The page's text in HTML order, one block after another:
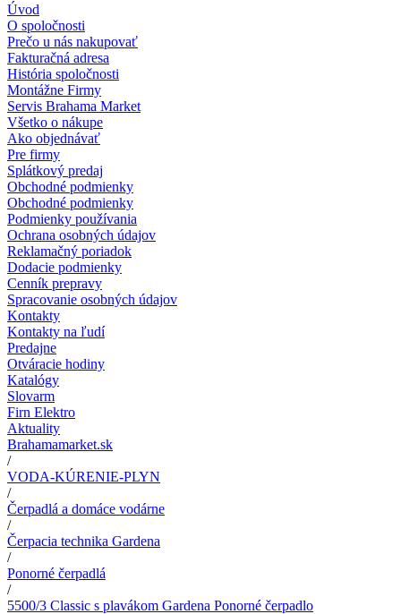
Úvod
O spoločnosti
Prečo u nás nakupovať
Fakturačná adresa
História spoločnosti
Montážne Firmy
Servis Brahama Market
Všetko o nákupe
Ako objednávať
Pre firmy
Splátkový predaj
Obchodné podmienky
Obchodné podmienky
Podmienky používania
Ochrana osobných údajov
Reklamačný poriadok
Dodacie podmienky
Cenník prepravy
Spracovanie osobných údajov
Kontakty
Kontakty na ľudí
Predajne
Otváracie hodiny
Katalógy
Slovarm
Firn Elektro
Aktuality
Brahamamarket.sk
/
VODA-KÚRENIE-PLYN
/
Čerpadlá a domáce vodárne
/
Čerpacia technika Gardena
/
Ponorné čerpadlá
/
5500/3 Classic s plavákom Gardena Ponorné čerpadlo